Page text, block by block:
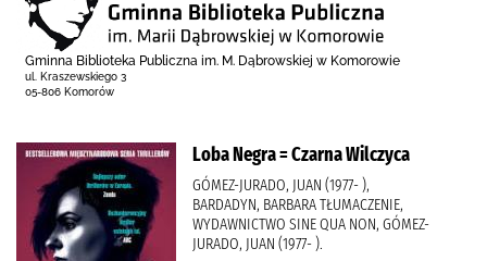
Gminna Biblioteka Publiczna im. M. Dąbrowskiej w Komorowie
ul. Kraszewskiego 3
05-806 Komorów
Loba Negra = Czarna Wilczyca
GÓMEZ-JURADO, JUAN (1977- ),
BARDADYN, BARBARA TŁUMACZENIE,
WYDAWNICTWO SINE QUA NON, GÓMEZ-
JURADO, JUAN (1977- ).